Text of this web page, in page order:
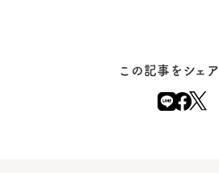
この記事をシェ